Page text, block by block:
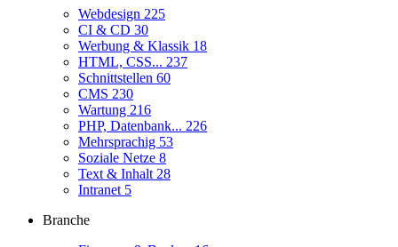
Webdesign 225
CI & CD 30
Werbung & Klassik 18
HTML, CSS... 237
Schnittstellen 60
CMS 230
Wartung 216
PHP, Datenbank... 226
Mehrsprachig 53
Soziale Netze 8
Text & Inhalt 28
Intranet 5
Branche